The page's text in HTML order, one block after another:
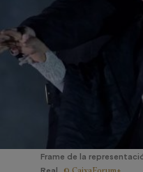
Frame de la
© CaixaForum+